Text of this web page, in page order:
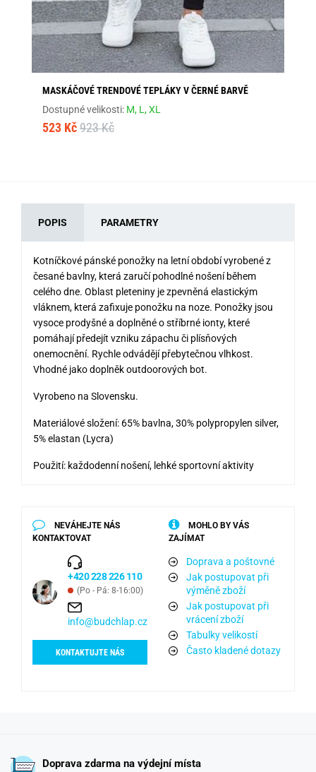
MASKÁČOVÉ TRENDOVÉ TEPLÁKY V ČERNÉ BARVĚ
Dostupné velikosti: M, L,XL
523 Kč 923 Kč
POPIS PARAMETRY
Kotníčkové pánské ponožky na letní období vyrobené z
česané bavlny, která zaručí pohodlné nošení během
celého dne. Oblast pleteniny je zpevněná elastickým
vláknem, která zafixuje ponožku na noze. Ponožky jsou
vysoce prodyšné a doplněné o stříbrné ionty, které
pomáhají předejít vzniku zápachu či plísňových
onemocnění. Rychle odvádějí přebytečnou vlhkost.
Vhodné jako doplněk outdoorových bot.
Vyrobeno na Slovensku.
Materiálové složení: 65% bavlna, 30% polypropylen silver,
5% elastan (Lycra)
Použití: každodenní nošení, lehké sportovní aktivity
NEVÁHEJTE NÁS
KONTAKTOVAT
+420 228 226 110
(Po - Pá: 8-16:00)
info@budchlap.cz
KONTAKTUJTE NÁS
MOHLO BY VÁS
ZAJÍMAT
Doprava a poštovné
Jak postupovat při
výměně zboží
Jak postupovat při
vrácení zboží
Tabulky velikostí
Často kladené dotazy
Doprava zdarma na výdejní místa